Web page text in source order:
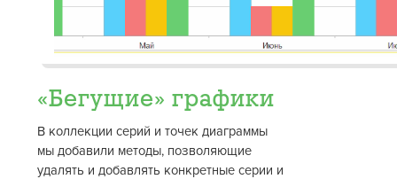
«Бегущие» графики
В коллекции серий и точек диаграммы
мы добавили методы, позволяющие
удалять и добавлять конкретные серии и